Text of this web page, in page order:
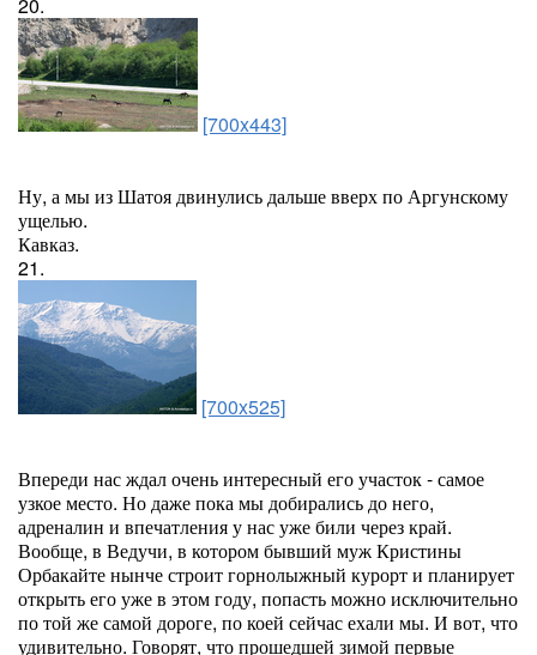
[700x443]
Ну, а мы из Шатоя двинулись дальше вверх по Аргунскому
ущелью.
Кавказ.
21.
[700x525]
Впереди нас ждал очень интересный его участок - самое
узкое место. Но даже пока мы добирались до него,
адреналин и впечатления у нас уже били через край.
Вообще, в Ведучи, в котором бывший муж Кристины
Орбакайте нынче строит горнолыжный курорт и планирует
открыть его уже в этом году, попасть можно исключительно
по той же самой дороге, по коей сейчас ехали мы. И вот, что
удивительно. Говорят, что прошедшей зимой первые